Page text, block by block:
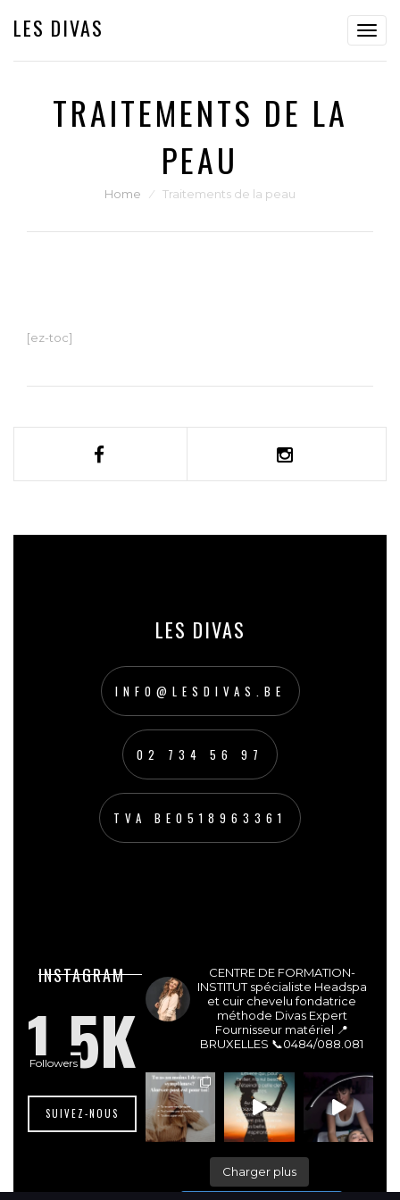
LES DIVAS
TRAITEMENTS DE LA
PEAU
Home ⁄ Traitements de la peau
[ez-toc]
LES DIVAS
INFO@LESDIVAS.BE
02 734 56 97
TVA BE0518963361
INSTAGRAM
1.5K
Followers
SUIVEZ-NOUS
CENTRE DE FORMATION-
INSTITUT spécialiste Headspa
et cuir chevelu fondatrice
méthode Divas Expert
Fournisseur matériel 📍
BRUXELLES 📞0484/088.081
Charger plus